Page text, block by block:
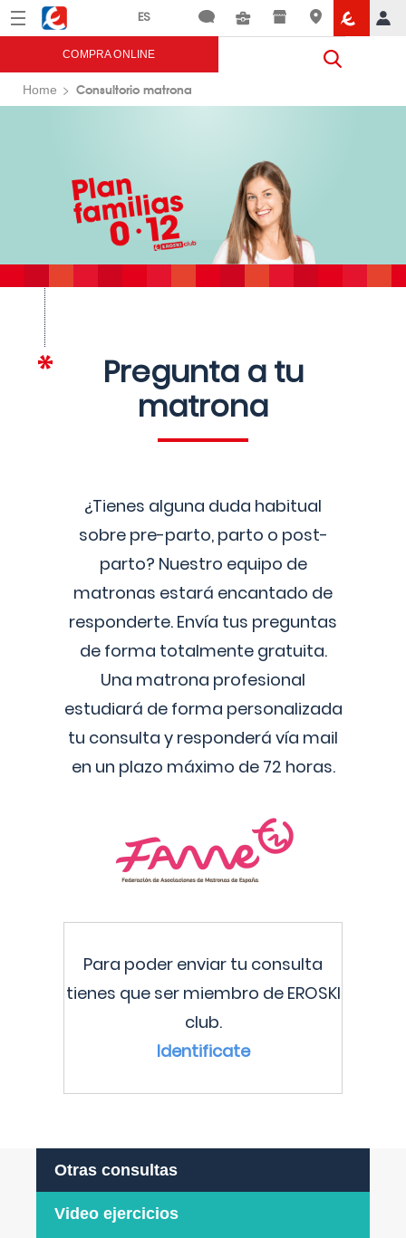
Menú Eroski
COMPRA ONLINE
Home Consultorio matrona
Pregunta a tu
matrona
¿Tienes alguna duda habitual
sobre pre-parto, parto o post-
parto? Nuestro equipo de
matronas estará encantado de
responderte. Envía tus preguntas
de forma totalmente gratuita.
Una matrona profesional
estudiará de forma personalizada
tu consulta y responderá vía mail
en un plazo máximo de 72 horas.
Para poder enviar tu consulta
tienes que ser miembro de EROSKI
club.
Identificate
Otras consultas
Video ejercicios